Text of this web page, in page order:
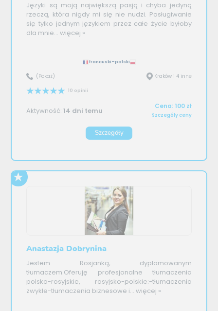
Języki są moją największą pasją i chyba jedyną
rzeczą, która nigdy mi się nie nudzi. Posługiwanie
się tylko jednym językiem przez całe życie byłoby
dla mnie... więcej »
francuski–polski
(Pokaż) Kraków i 4 inne
10 opinii
Aktywność:14 dni temu Cena: 100 zł
Szczegóły ceny
Szczegóły
Anastazja Dobrynina
Jestem Rosjanką, dyplomowanym
tłumaczem.Oferuję profesjonalne tłumaczenia
polsko-rosyjskie, rosyjsko-polskie:-tłumaczenia
zwykłe-tłumaczenia biznesowe i... więcej »